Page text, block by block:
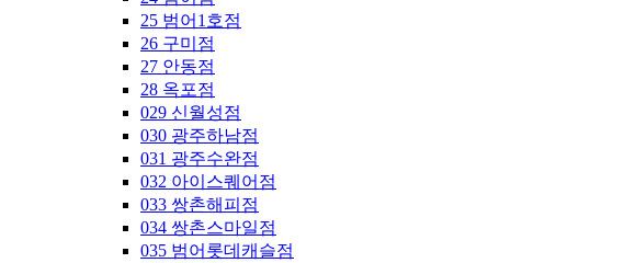
25 범어1호점
26 구미점
27 안동점
28 옥포점
029 신월성점
030 광주하남점
031 광주수완점
032 아이스퀘어점
033 쌍촌해피점
034 쌍촌스마일점
035 범어롯데캐슬점